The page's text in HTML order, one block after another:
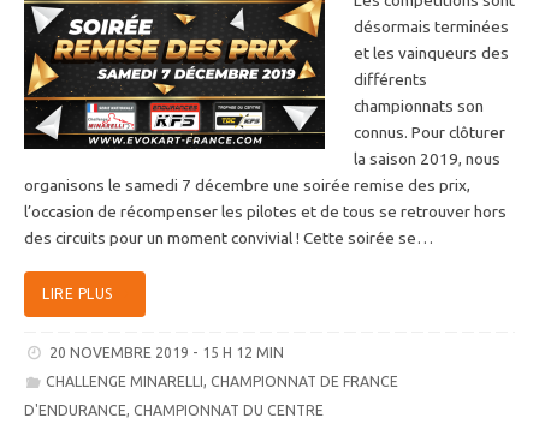
désormais terminées
et les vainqueurs des
différents
championnats son
connus. Pour clôturer
la saison 2019, nous
organisons le samedi 7 décembre une soirée remise des prix,
l’occasion de récompenser les pilotes et de tous se retrouver hors
des circuits pour un moment convivial ! Cette soirée se…
LIRE PLUS
20 NOVEMBRE 2019 - 15 H 12 MIN
CHALLENGE MINARELLI, CHAMPIONNAT DE FRANCE
D'ENDURANCE, CHAMPIONNAT DU CENTRE